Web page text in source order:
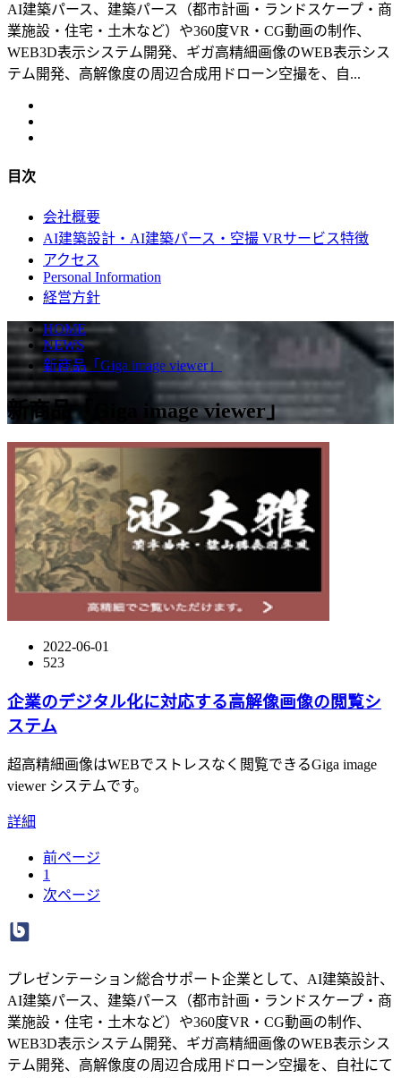
AI建築パース、建築パース（都市計画・ランドスケープ・商
業施設・住宅・土木など）や360度VR・CG動画の制作、
WEB3D表示システム開発、ギガ高精細画像のWEB表示シス
テム開発、高解像度の周辺合成用ドローン空撮を、自...
目次
会社概要
AI建築設計・AI建築パース・空撮 VRサービス特徴
アクセス
Personal Information
経営方針
HOME
NEWS
新商品「Giga image viewer」
新商品「Giga image viewer」
2022-06-01
523
企業のデジタル化に対応する高解像画像の閲覧シ
ステム
超高精細画像はWEBでストレスなく閲覧できるGiga image
viewer システムです。
詳細
前ページ
1
次ページ
プレゼンテーション総合サポート企業として、AI建築設計、
AI建築パース、建築パース（都市計画・ランドスケープ・商
業施設・住宅・土木など）や360度VR・CG動画の制作、
WEB3D表示システム開発、ギガ高精細画像のWEB表示シス
テム開発、高解像度の周辺合成用ドローン空撮を、自社にて